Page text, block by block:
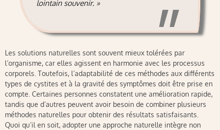
lointain souvenir. »
Les solutions naturelles sont souvent mieux tolérées par
l’organisme, car elles agissent en harmonie avec les processus
corporels. Toutefois, l’adaptabilité de ces méthodes aux différents
types de cystites et à la gravité des symptômes doit être prise en
compte. Certaines personnes constatent une amélioration rapide,
tandis que d’autres peuvent avoir besoin de combiner plusieurs
méthodes naturelles pour obtenir des résultats satisfaisants.
Quoi qu’il en soit, adopter une approche naturelle intègre non